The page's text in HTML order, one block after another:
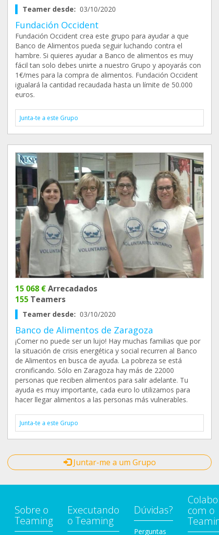
Teamer desde: 03/10/2020
Fundación Occident
Fundación Occident crea este grupo para ayudar a que
Banco de Alimentos pueda seguir luchando contra el
hambre. Si quieres ayudar a Banco de alimentos es muy
fácil tan solo debes unirte a nuestro Grupo y apoyarás con
1€/mes para la compra de alimentos. Fundación Occident
igualará la cantidad recaudada hasta un límite de 50.000
euros.
Junta-te a este Grupo
15 068 €Arrecadados
155 Teamers
Teamer desde: 03/10/2020
Banco de Alimentos de Zaragoza
¡Comer no puede ser un lujo! Hay muchas familias que por
la situación de crisis energética y social recurren al Banco
de Alimentos en busca de ayuda. La pobreza se está
cronificando. Sólo en Zaragoza hay más de 22000
personas que reciben alimentos para salir adelante. Tu
ayuda es muy importante, cada euro lo utilizamos para
hacer llegar alimentos a las personas más vulnerables.
Junta-te a este Grupo
Juntar-me a um Grupo
Sobre o
Teaming
Executando
o Teaming
Dúvidas?
Perguntas
com o